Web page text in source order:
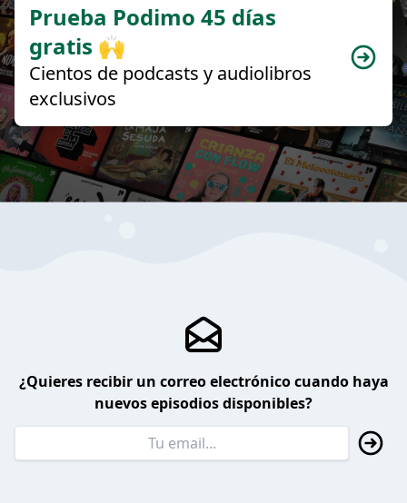
Prueba Podimo 45 días
gratis 🙌
Cientos de podcasts y audiolibros
exclusivos
¿Quieres recibir un correo electrónico cuando haya
nuevos episodios disponibles?